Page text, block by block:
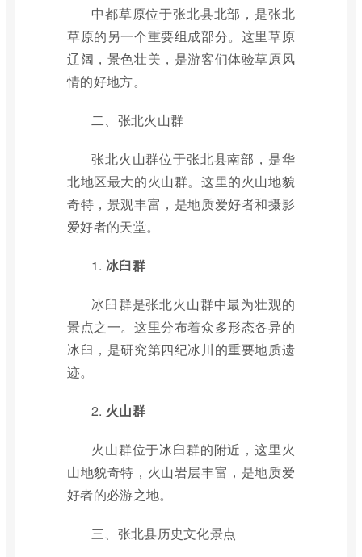
中都草原位于张北县北部，是张北
草原的另一个重要组成部分。这里草原
辽阔，景色壮美，是游客们体验草原风
情的好地方。
二、张北火山群
张北火山群位于张北县南部，是华
北地区最大的火山群。这里的火山地貌
奇特，景观丰富，是地质爱好者和摄影
爱好者的天堂。
1. 冰臼群
冰臼群是张北火山群中最为壮观的
景点之一。这里分布着众多形态各异的
冰臼，是研究第四纪冰川的重要地质遗
迹。
2. 火山群
火山群位于冰臼群的附近，这里火
山地貌奇特，火山岩层丰富，是地质爱
好者的必游之地。
三、张北县历史文化景点